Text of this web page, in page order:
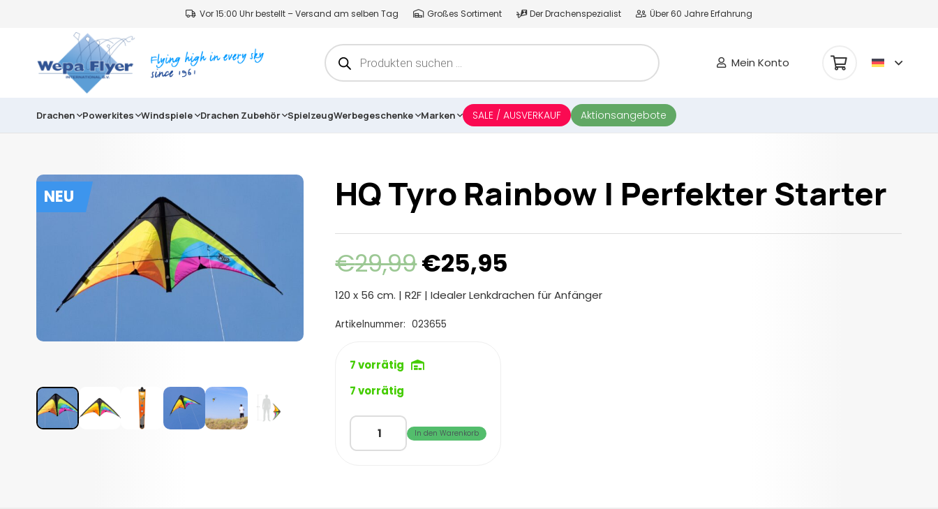
Vor 15:00 Uhr bestellt – Versand am selben Tag Großes Sortiment Der Drachenspezialist Über 60 Jahre Erfahrung
Products
search Mein Konto
Drachen Powerkites Windspiele Drachen Zubehör SpielzeugWerbegeschenke Marken SALE / AUSVERKAUF Aktionsangebote
NEU HQ Tyro Rainbow | Perfekter Starter
€29,99Ursprünglicher
Preis
war:
€29,99
€25,95
ist:
120 x 56 cm. | R2F | Idealer Lenkdrachen für Anfänger
Artikelnummer: 023655
7 vorrätig
7 vorrätig
HQ
In den Warenkorb